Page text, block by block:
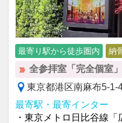
最寄り駅から徒歩圏内 納
全参拝室「完全個室
東京都港区南麻布5-1-
最寄駅・最寄インター
・東京メトロ日比谷線「